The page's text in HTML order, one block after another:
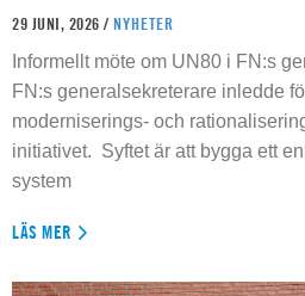
29 JUNI, 2026 / NYHETER
Informellt möte om UN80 i FN:s
FN:s generalsekreterare inledde
moderniserings- och
initiativet. Syftet är att bygga ett
system
LÄS MER